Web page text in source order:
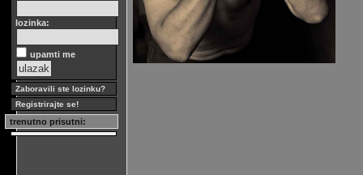
lozinka:
upamti me
Zaboravili ste lozinku?
Registrirajte se!
trenutno prisutni: